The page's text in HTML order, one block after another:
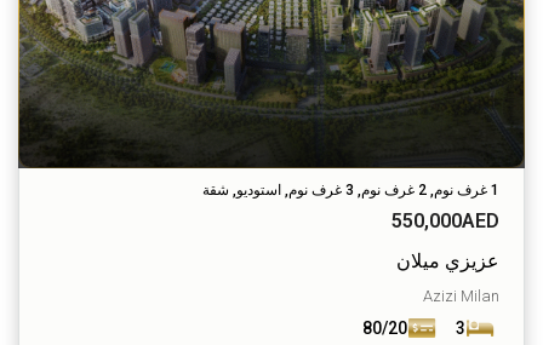
1 غرف نوم, 2 غرف نوم, 3 غرف نوم, استوديو, شقة
550,000AED
عزيزي ميلان
Azizi Milan
3
80/20